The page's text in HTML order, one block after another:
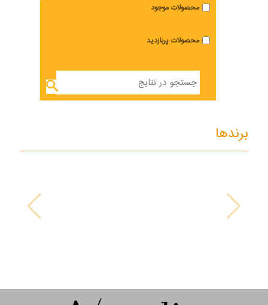
محصولات موجود
محصولات پربازدید
برندها